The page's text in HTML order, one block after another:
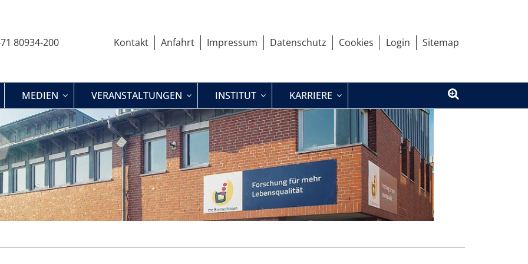
80934-200
Kontakt Anfahrt Impressum Datenschutz Cookies Login Sitemap
MEDIEN VERANSTALTUNGEN INSTITUT KARRIERE